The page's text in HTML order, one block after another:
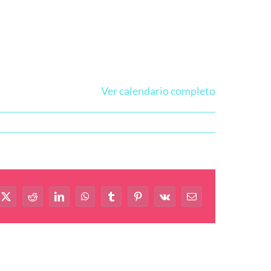
Ver calendario completo
X RedditLinkedInWhatsAppTumblrPinterest
Vk
Correo
electrónico